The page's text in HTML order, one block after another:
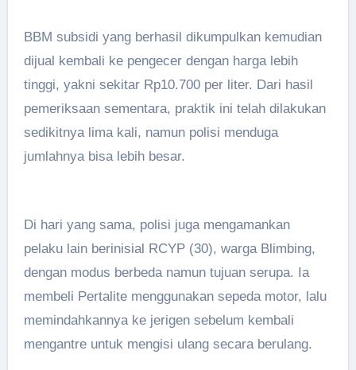
BBM subsidi yang berhasil dikumpulkan kemudian
dijual kembali ke pengecer dengan harga lebih
tinggi, yakni sekitar Rp10.700 per liter. Dari hasil
pemeriksaan sementara, praktik ini telah dilakukan
sedikitnya lima kali, namun polisi menduga
jumlahnya bisa lebih besar.
Di hari yang sama, polisi juga mengamankan
pelaku lain berinisial RCYP (30), warga Blimbing,
dengan modus berbeda namun tujuan serupa. Ia
membeli Pertalite menggunakan sepeda motor, lalu
memindahkannya ke jerigen sebelum kembali
mengantre untuk mengisi ulang secara berulang.